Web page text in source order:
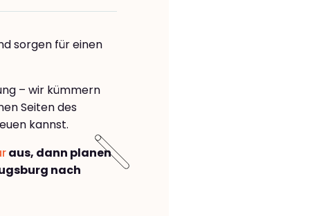
sorgen für einen
– wir kümmern
Seiten des
kannst.
aus, dann planen
nach